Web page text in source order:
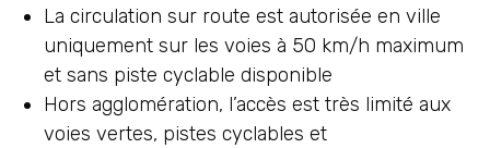
La circulation sur route est autorisée en ville
uniquement sur les voies à 50 km/h maximum
et sans piste cyclable disponible
Hors agglomération, l’accès est très limité aux
voies vertes, pistes cyclables et